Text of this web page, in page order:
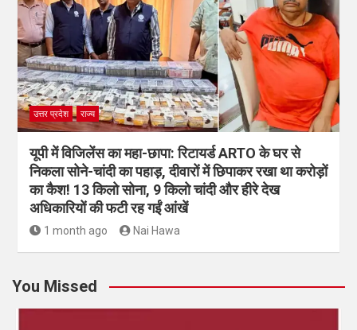
उत्तर प्रदेश राज्य
यूपी में विजिलेंस का महा-छापा: रिटायर्ड ARTO के घर से
निकला सोने-चांदी का पहाड़, दीवारों में छिपाकर रखा था करोड़ों
का कैश! 13 किलो सोना, 9 किलो चांदी और हीरे देख
अधिकारियों की फटी रह गईं आंखें
1 month ago Nai Hawa
You Missed